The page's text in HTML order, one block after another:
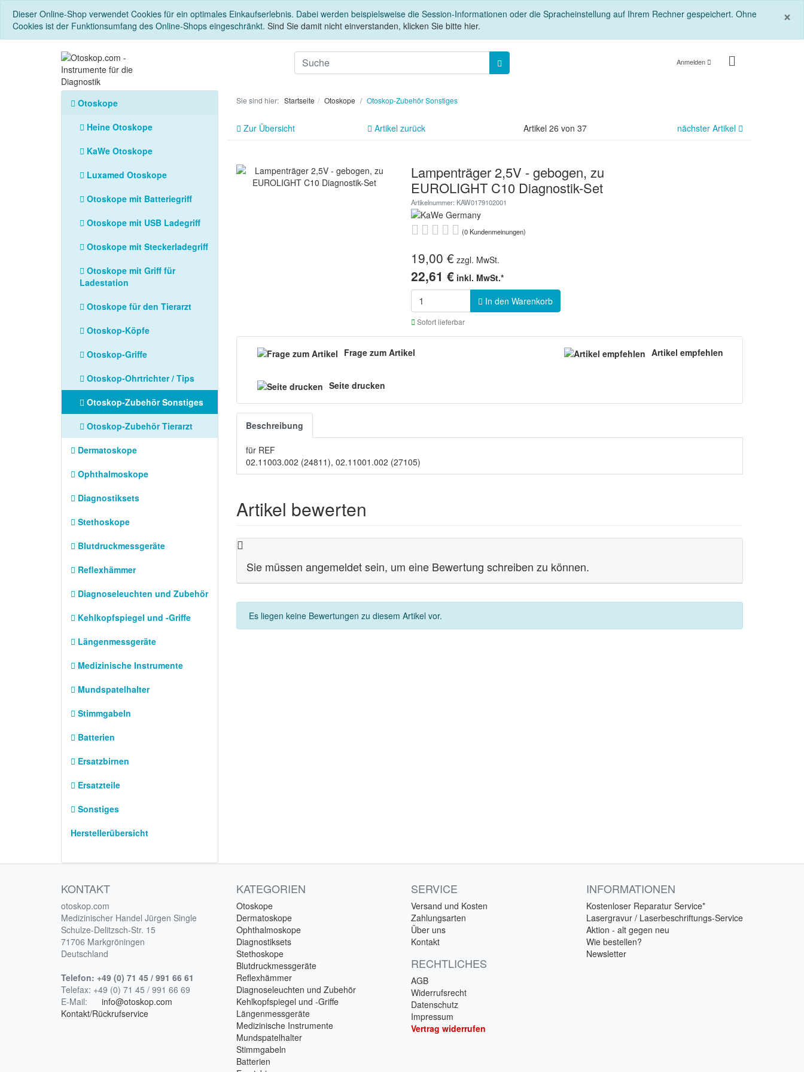
×
Dieser Online-Shop verwendet Cookies für ein optimales Einkaufserlebnis. Dabei werden beispielsweise die Session-Informationen oder die Spracheinstellung auf Ihrem Rechner gespeichert. Ohne
Cookies ist der Funktionsumfang des Online-Shops eingeschränkt. Sind Sie damit nicht einverstanden, klicken Sie bitte hier.
Anmelden
Otoskope
Heine Otoskope
KaWe Otoskope
Luxamed Otoskope
Otoskope mit Batteriegriff
Otoskope mit USB Ladegriff
Otoskope mit Steckerladegriff
Otoskope mit Griff für
Ladestation
Otoskope für den Tierarzt
Otoskop-Köpfe
Otoskop-Griffe
Otoskop-Ohrtrichter / Tips
Otoskop-Zubehör Sonstiges
Otoskop-Zubehör Tierarzt
Dermatoskope
Ophthalmoskope
Diagnostiksets
Stethoskope
Blutdruckmessgeräte
Reflexhämmer
Diagnoseleuchten und Zubehör
Kehlkopfspiegel und -Griffe
Längenmessgeräte
Medizinische Instrumente
Mundspatelhalter
Stimmgabeln
Batterien
Ersatzbirnen
Ersatzteile
Sonstiges
Herstellerübersicht
Sie sind hier: Startseite Otoskope Otoskop-Zubehör Sonstiges
Zur Übersicht Artikel zurück Artikel 26 von 37 nächster Artikel
Lampenträger 2,5V - gebogen, zu
EUROLIGHT C10 Diagnostik-Set
Artikelnummer: KAW0179102001
(0 Kundenmeinungen)
19,00 € zzgl. MwSt.
22,61 € inkl. MwSt.*
In den Warenkorb
Sofort lieferbar
Frage zum Artikel Artikel empfehlen
Seite drucken
Beschreibung
für REF
02.11003.002 (24811), 02.11001.002 (27105)
Artikel bewerten
Sie müssen angemeldet sein, um eine Bewertung schreiben zu können.
Es liegen keine Bewertungen zu diesem Artikel vor.
KONTAKT
otoskop.com
Medizinischer Handel Jürgen Single
Schulze-Delitzsch-Str. 15
71706 Markgröningen
Deutschland
Telefon: +49 (0) 71 45 / 991 66 61
Telefax: +49 (0) 71 45 / 991 66 69
E-Mail:
info@otoskop.com
Kontakt/Rückrufservice
KATEGORIEN
Otoskope
Dermatoskope
Ophthalmoskope
Diagnostiksets
Stethoskope
Blutdruckmessgeräte
Reflexhämmer
Diagnoseleuchten und Zubehör
Kehlkopfspiegel und -Griffe
Längenmessgeräte
Medizinische Instrumente
Mundspatelhalter
Stimmgabeln
Batterien
SERVICE
Versand und Kosten
Zahlungsarten
Über uns
Kontakt
RECHTLICHES
AGB
Widerrufsrecht
Datenschutz
Impressum
Vertrag widerrufen
INFORMATIONEN
Kostenloser Reparatur Service*
Lasergravur / Laserbeschriftungs-Service
Aktion - alt gegen neu
Wie bestellen?
Newsletter